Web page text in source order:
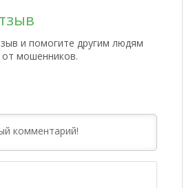
и помогите другим людям
от мошенников.